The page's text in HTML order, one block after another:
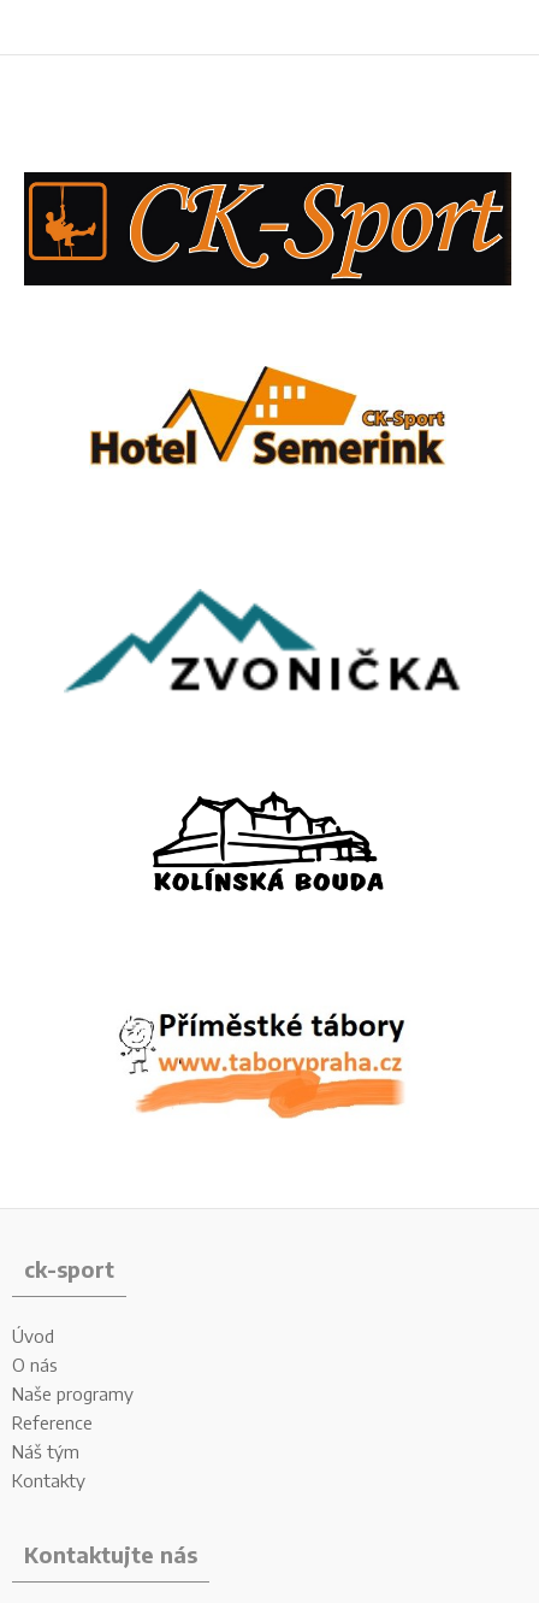
ck-sport
Úvod
O nás
Naše programy
Reference
Náš tým
Kontakty
Kontaktujte nás